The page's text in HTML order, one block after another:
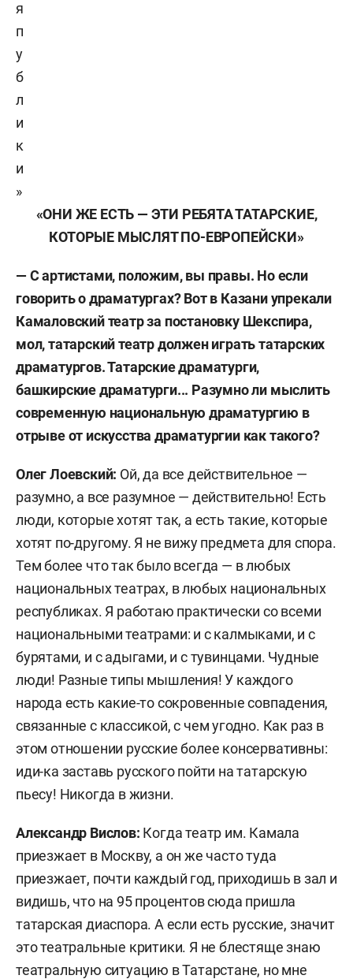
я
п
у
б
л
и
к
и
»
«ОНИ ЖЕ ЕСТЬ — ЭТИ РЕБЯТА ТАТАРСКИЕ,
КОТОРЫЕ МЫСЛЯТ ПО-ЕВРОПЕЙСКИ»
— С артистами, положим, вы правы. Но если
говорить о драматургах? Вот в Казани упрекали
Камаловский театр за постановку Шекспира,
мол, татарский театр должен играть татарских
драматургов. Татарские драматурги,
башкирские драматурги... Разумно ли мыслить
современную национальную драматургию в
отрыве от искусства драматургии как такого?
Олег Лоевский: Ой, да все действительное —
разумно, а все разумное — действительно! Есть
люди, которые хотят так, а есть такие, которые
хотят по-другому. Я не вижу предмета для спора.
Тем более что так было всегда — в любых
национальных театрах, в любых национальных
республиках. Я работаю практически со всеми
национальными театрами: и с калмыками, и с
бурятами, и с адыгами, и с тувинцами. Чудные
люди! Разные типы мышления! У каждого
народа есть какие-то сокровенные совпадения,
связанные с классикой, с чем угодно. Как раз в
этом отношении русские более консервативны:
иди-ка заставь русского пойти на татарскую
пьесу! Никогда в жизни.
Александр Вислов: Когда театр им. Камала
приезжает в Москву, а он же часто туда
приезжает, почти каждый год, приходишь в зал и
видишь, что на 95 процентов сюда пришла
татарская диаспора. А если есть русские, значит
это театральные критики. Я не блестяще знаю
театральную ситуацию в Татарстане, но мне